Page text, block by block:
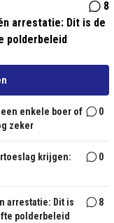
8
arrestatie: Dit is de
polderbeleid
enkele boer of
zeker
0
krijgen:
0
arrestatie: Dit is
polderbeleid
8